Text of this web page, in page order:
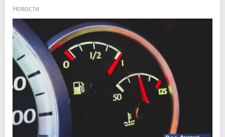
Новости